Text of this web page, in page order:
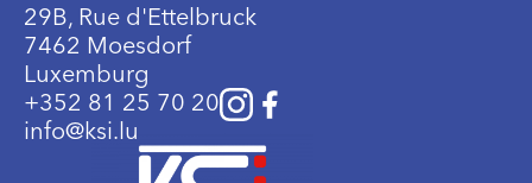
29B, Rue d'Ettelbruck
7462 Moesdorf
Luxemburg
+352 81 25 70 20
info@ksi.lu